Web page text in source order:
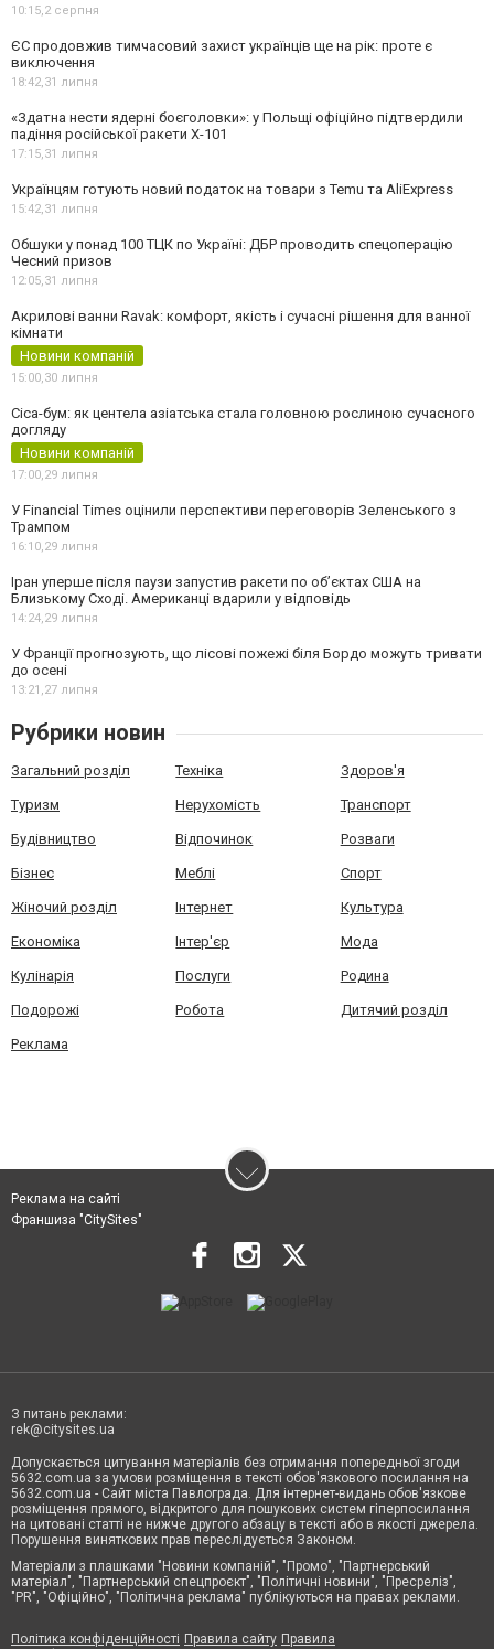
10:15,2 серпня
ЄС продовжив тимчасовий захист українців ще на рік: проте є
виключення
18:42,31 липня
«Здатна нести ядерні боєголовки»: у Польщі офіційно підтвердили
падіння російської ракети Х-101
17:15,31 липня
Українцям готують новий податок на товари з Temu та AliExpress
15:42,31 липня
Обшуки у понад 100 ТЦК по Україні: ДБР проводить спецоперацію
Чесний призов
12:05,31 липня
Акрилові ванни Ravak: комфорт, якість і сучасні рішення для ванної
кімнати
Новини компаній
15:00,30 липня
Cica-бум: як центела азіатська стала головною рослиною сучасного
догляду
Новини компаній
17:00,29 липня
У Financial Times оцінили перспективи переговорів Зеленського з
Трампом
16:10,29 липня
Іран уперше після паузи запустив ракети по обʼєктах США на
Близькому Сході. Американці вдарили у відповідь
14:24,29 липня
У Франції прогнозують, що лісові пожежі біля Бордо можуть тривати
до осені
13:21,27 липня
Рубрики новин
Загальний розділ Техніка Здоров'я
Туризм Нерухомість Транспорт
Будівництво Відпочинок Розваги
Бізнес Меблі Спорт
Жіночий розділ Інтернет Культура
Економіка Інтер'єр Мода
Кулінарія Послуги Родина
Подорожі Робота Дитячий розділ
Реклама
Реклама на сайті
Франшиза "CitySites"
З питань реклами:
rek@citysites.ua
Допускається цитування матеріалів без отримання попередньої згоди
5632.com.ua за умови розміщення в тексті обов'язкового посилання на
5632.com.ua - Сайт міста Павлограда. Для інтернет-видань обов'язкове
розміщення прямого, відкритого для пошукових систем гіперпосилання
на цитовані статті не нижче другого абзацу в тексті або в якості джерела.
Порушення виняткових прав переслідується Законом.
Матеріали з плашками "Новини компаній", "Промо", "Партнерський
матеріал", "Партнерський спецпроєкт", "Політичні новини", "Пресреліз",
"PR", "Офіційно", "Політична реклама" публікуються на правах реклами.
Політика конфіденційності Правила сайту Правила